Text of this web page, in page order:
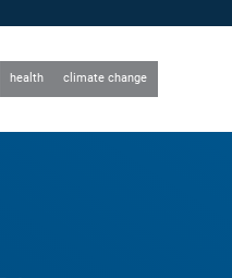
health climate change